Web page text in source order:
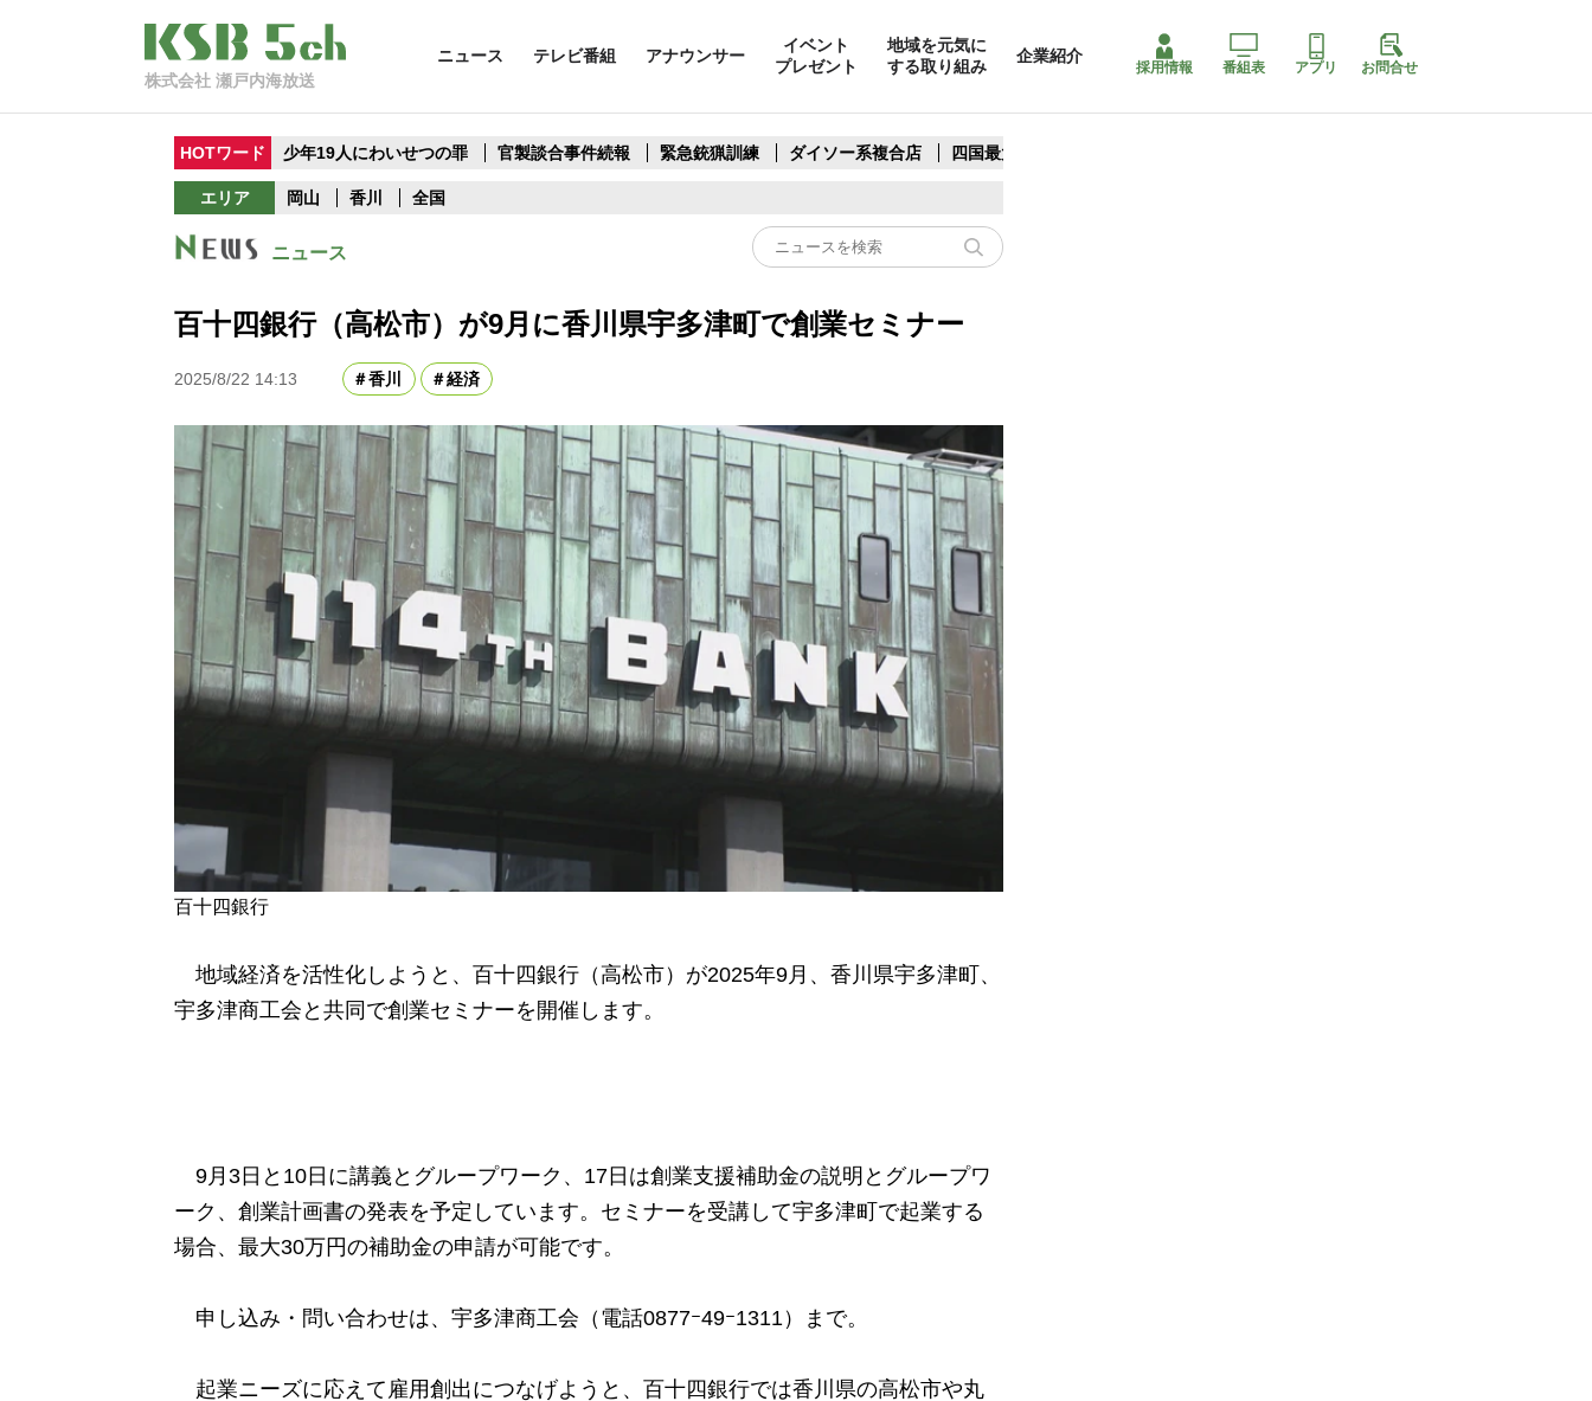
株式会社 瀬戸内海放送
ニュース テレビ番組 アナウンサー
イベント
プレゼント
地域を元気に
する取り組み
企業紹介
採用情報 番組表 アプリ お問合せ
HOTワード 少年19人にわいせつの罪 官製談合事件続報 緊急銃猟訓練 ダイソー系複合店 四国最大スリコ
エリア 岡山 香川 全国
ニュース
百十四銀行（高松市）が9月に香川県宇多津町で創業セミナー
2025/8/22 14:13 香川 経済
百十四銀行
地域経済を活性化しようと、百十四銀行（高松市）が2025年9月、香川県宇多津町、
宇多津商工会と共同で創業セミナーを開催します。
9月3日と10日に講義とグループワーク、17日は創業支援補助金の説明とグループワ
ーク、創業計画書の発表を予定しています。セミナーを受講して宇多津町で起業する
場合、最大30万円の補助金の申請が可能です。
申し込み・問い合わせは、宇多津商工会（電話0877ｰ49ｰ1311）まで。
起業ニーズに応えて雇用創出につなげようと、百十四銀行では香川県の高松市や丸